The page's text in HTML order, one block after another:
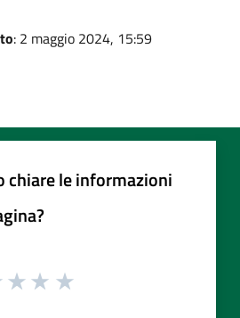
: 2 maggio 2024, 15:59
chiare le informazioni